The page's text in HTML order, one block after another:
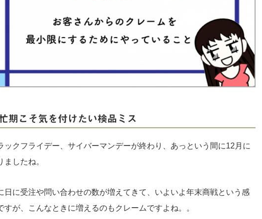
期こそ気を付けたい検品ミス
ックフライデー、サイバーマンデーが終わり、あっという間に12月に
ましたね。
日に受注や問い合わせの数が増えてきて、いよいよ年末商戦という感
すが、こんなときに増えるのもクレームですよね。。